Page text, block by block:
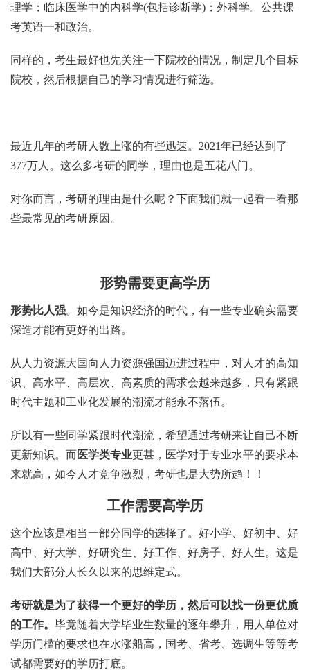
理学；临床医学中的内科学(包括诊断学)；外科学。公共课
考英语一和政治。
同样的，考生最好也先关注一下院校的情况，制定几个目标
院校，然后根据自己的学习情况进行筛选。
最近几年的考研人数上涨的有些迅速。2021年已经达到了
377万人。这么多考研的同学，理由也是五花八门。
对你而言，考研的理由是什么呢？下面我们就一起看一看那
些最常见的考研原因。
形势需要更高学历
形势比人强。如今是知识经济的时代，有一些专业确实需要
深造才能有更好的出路。
从人力资源大国向人力资源强国迈进过程中，对人才的高知
识、高水平、高层次、高素质的需求会越来越多，只有紧跟
时代主题和工业化发展的潮流才能永不落伍。
所以有一些同学紧跟时代潮流，希望通过考研来让自己不断
更新知识。而医学类专业更甚，医学对于专业水平的要求本
来就高，如今人才竞争激烈，考研也是大势所趋！！
工作需要高学历
这个应该是相当一部分同学的选择了。好小学、好初中、好
高中、好大学、好研究生、好工作、好房子、好人生。这是
我们大部分人长久以来的思维定式。
考研就是为了获得一个更好的学历，然后可以找一份更优质
的工作。 毕竟随着大学毕业生数量的逐年攀升，用人单位对
学历门槛的要求也在水涨船高，国考、省考、选调生等等考
试都需要好的学历打底。